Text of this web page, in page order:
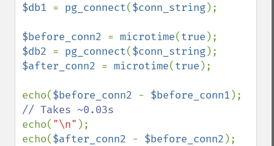
$db1 = pg_connect($conn_string);
$before_conn2 = microtime(true
$db2 = pg_connect($conn_string
$after_conn2 = microtime(true );
echo($before_conn2 - $before_conn1
echo( "\n" );
echo($after_conn2 - $before_conn2